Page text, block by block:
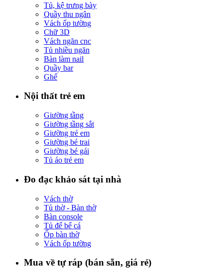
Tủ, kệ trưng bày
Quầy thu ngân
Vách ốp tường
Chữ 3D
Vách ngăn cnc
Tủ nhiều ngăn
Bàn làm nail
Quầy bar
Ghế
Nội thất trẻ em
Giường tầng
Giường tầng sắt
Giường trẻ em
Giường bé trai
Giường bé gái
Tủ áo trẻ em
Đo đạc khảo sát tại nhà
Vách thờ
Tủ thờ - Bàn thờ
Bàn console
Tủ để bể cá
Ốp bàn thờ
Vách ốp tường
Mua về tự ráp (bán sẵn, giá rẻ)